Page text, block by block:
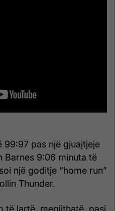
99:97 pas një gjuajtjeje
Barnes 9:06 minuta të
një goditje “home run”
Thunder.
të lartë, megjithatë, pasi